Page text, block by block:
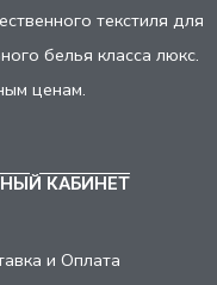
текстиля для
белья класса люкс.
ценам.
КАБИНЕТ
и Оплата